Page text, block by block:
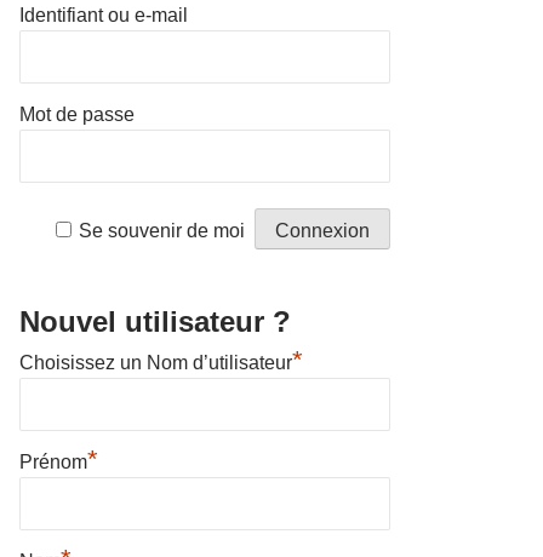
Identifiant ou e-mail
Mot de passe
Se souvenir de moi
Nouvel utilisateur ?
Choisissez un Nom d’utilisateur*
Prénom*